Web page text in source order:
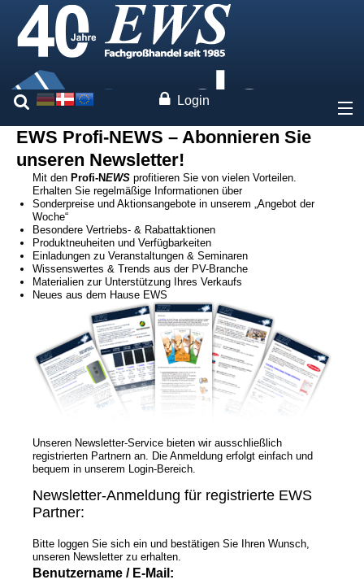
Login
Über uns
Preise
Unsere Marken
Leistungen
Fachwissen
Kontakt
News
Newsmeldungen
Newsletter
Jobs/Studien
EWS Profi-NEWS – Abonnieren Sie
unseren Newsletter!
Mit den Profi-NEWS profitieren Sie von vielen Vorteilen.
Erhalten Sie regelmäßige Informationen über
Sonderpreise und Aktionsangebote in unserem „Angebot der
Woche“
Besondere Vertriebs- & Rabattaktionen
Produktneuheiten und Verfügbarkeiten
Einladungen zu Veranstaltungen & Seminaren
Wissenswertes & Trends aus der PV-Branche
Materialien zur Unterstützung Ihres Verkaufs
Neues aus dem Hause EWS
Unseren Newsletter-Service bieten wir ausschließlich
registrierten Partnern an. Die Anmeldung erfolgt einfach und
bequem in unserem Login-Bereich.
Newsletter-Anmeldung für registrierte EWS
Partner:
Bitte loggen Sie sich ein und bestätigen Sie Ihren Wunsch,
unseren Newsletter zu erhalten.
Benutzername / E-Mail: